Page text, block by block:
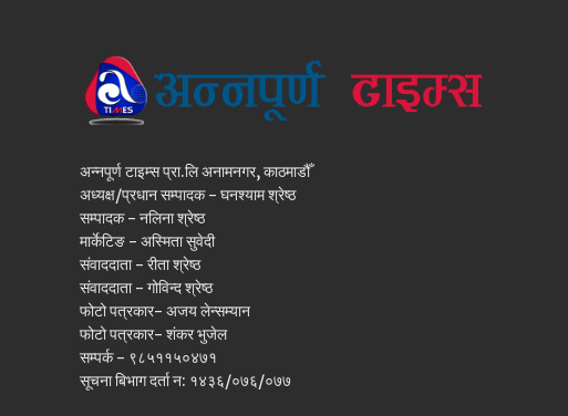
अन्नपूर्ण टाइम्स प्रा.लि अनामनगर, काठमाडौँ
अध्यक्ष/प्रधान सम्पादक - घनश्याम श्रेष्ठ
सम्पादक - नलिना श्रेष्ठ
मार्केटिङ - अस्मिता सुवेदी
संवाददाता - रीता श्रेष्ठ
संवाददाता - गोविन्द श्रेष्ठ
फोटो पत्रकार- अजय लेन्सम्यान
फोटो पत्रकार- शंकर भुजेल
सम्पर्क - ९८५११५०४७१
सूचना बिभाग दर्ता न: १४३६/०७६/०७७